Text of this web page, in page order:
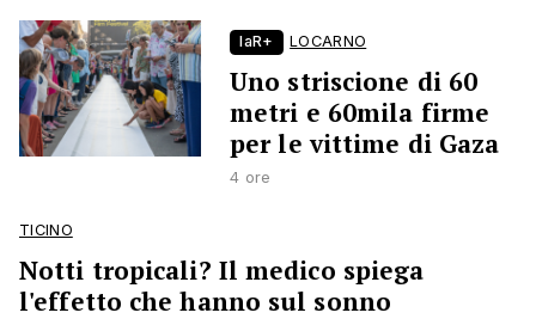
laR+ LOCARNO
Uno striscione di 60
metri e 60mila firme
per le vittime di Gaza
4 ore
TICINO
Notti tropicali? Il medico spiega
l'effetto che hanno sul sonno